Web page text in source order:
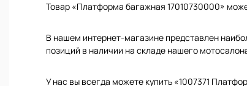
Товар «Платформа багажная 17010730000»
В нашем интернет-магазине представлен
позиций в наличии на складе нашего
У нас вы всегда можете купить «1007371